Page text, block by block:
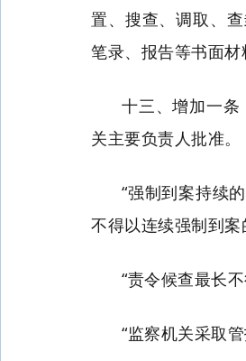
置、搜查、调取、
笔录、报告等书面
十三、增加一条
关主要负责人批准。
“强制到案持续
不得以连续强制到
“责令候查最长
“监察机关采取